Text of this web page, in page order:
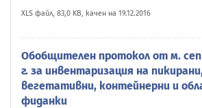
XLS файл, 83,0 KB, качен на 19.12.2016
Обобщителен протокол от м.
г. за инвентаризация на
вегетативни, контейнерни и
фиданки